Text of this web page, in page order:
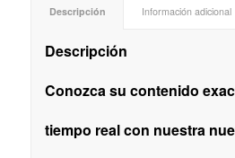
Descripción Información adicional
Descripción
Conozca su contenido
tiempo real con nuestra